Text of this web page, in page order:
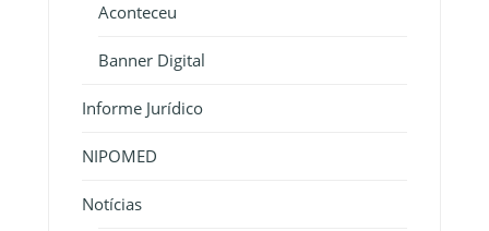
Aconteceu
Banner Digital
Informe Jurídico
NIPOMED
Notícias